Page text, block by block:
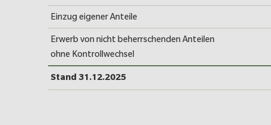
Einzug eigener Anteile
Erwerb von nicht beherrschenden Anteilen
ohne Kontrollwechsel
Stand 31.12.2025